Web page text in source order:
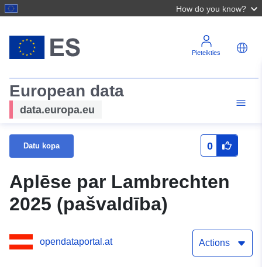
How do you know?
Pieteikties
European data
data.europa.eu
Datu kopa 0
Aplēse par Lambrechten
2025 (pašvaldība)
opendataportal.at Actions